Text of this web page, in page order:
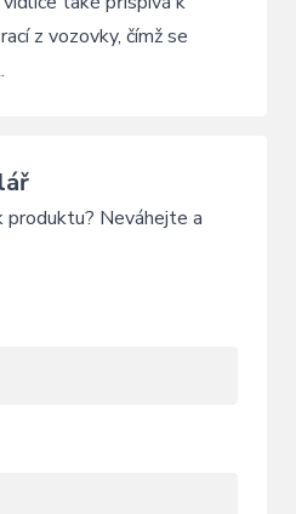
z vozovky, čímž se
Neváhejte a